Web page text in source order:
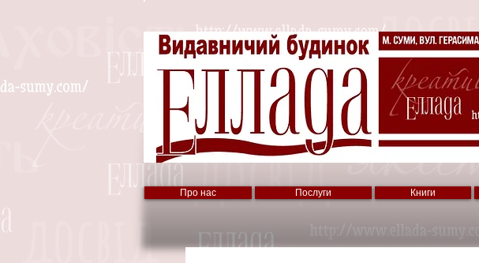
Про нас Послуги Книги